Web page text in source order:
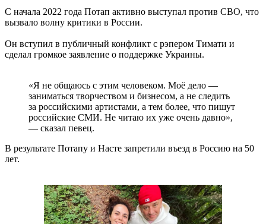
С начала 2022 года Потап активно выступал против СВО, что
вызвало волну критики в России.
Он вступил в публичный конфликт с рэпером Тимати и
сделал громкое заявление о поддержке Украины.
«Я не общаюсь с этим человеком. Моё дело —
заниматься творчеством и бизнесом, а не следить
за российскими артистами, а тем более, что пишут
российские СМИ. Не читаю их уже очень давно»,
— сказал певец.
В результате Потапу и Насте запретили въезд в Россию на 50
лет.